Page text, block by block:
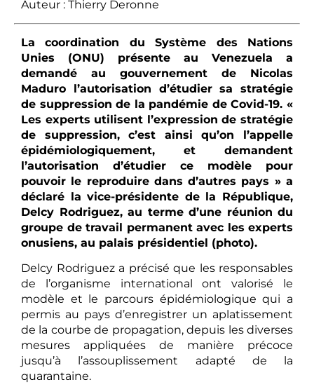
Auteur : Thierry Deronne
La coordination du Système des Nations
Unies (ONU) présente au Venezuela a
demandé au gouvernement de Nicolas
Maduro l’autorisation d’étudier sa stratégie
de suppression de la pandémie de Covid-19. «
Les experts utilisent l’expression de stratégie
de suppression, c’est ainsi qu’on l’appelle
épidémiologiquement, et demandent
l’autorisation d’étudier ce modèle pour
pouvoir le reproduire dans d’autres pays » a
déclaré la vice-présidente de la République,
Delcy Rodriguez, au terme d’une réunion du
groupe de travail permanent avec les experts
onusiens, au palais présidentiel (photo).
Delcy Rodriguez a précisé que les responsables
de l’organisme international ont valorisé le
modèle et le parcours épidémiologique qui a
permis au pays d’enregistrer un aplatissement
de la courbe de propagation, depuis les diverses
mesures appliquées de manière précoce
jusqu’à l’assouplissement adapté de la
quarantaine.